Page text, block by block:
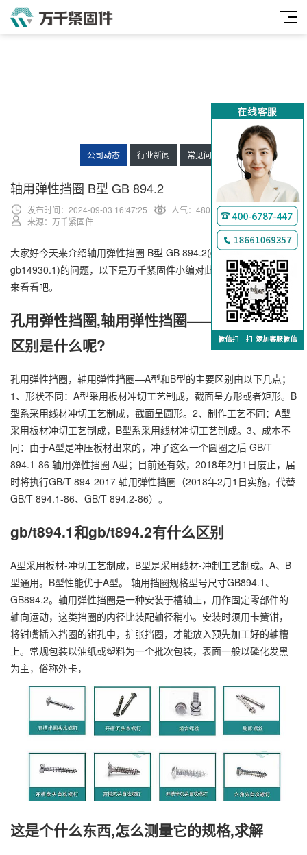
公司动态 行业新闻 常见问题
轴用弹性挡圈 B型 GB 894.2
发布时间：2024-09-03 16:47:25 人气： 480
来源：万千紧固件
大家好今天来介绍轴用弹性挡圈 B型 GB 894.2(gb/t9985和
gb14930.1)的问题，以下是万千紧固件小编对此问题的归纳整理，
来看看吧。
孔用弹性挡圈,轴用弹性挡圈——A型和B型的
区别是什么呢?
孔用弹性挡圈，轴用弹性挡圈—A型和B型的主要区别由以下几点；
1、形状不同：A型采用板材冲切工艺制成，截面呈方形或者矩形。B
型系采用线材冲切工艺制成，截面呈圆形。2、制作工艺不同：A型
采用板材冲切工艺制成，B型系采用线材冲切工艺制成。3、成本不
同：由于A型是冲压板材出来的，冲了这么一个圆圈之后 GB/T
894.1-86 轴用弹性挡圈 A型；目前还有效，2018年2月1日废止，届
时将执行GB/T 894-2017 轴用弹性挡圈（2018年2月1日实施，代替
GB/T 894.1-86、GB/T 894.2-86）。
gb/t894.1和gb/t894.2有什么区别
A型采用板材-冲切工艺制成，B型是采用线材-冲制工艺制成。A、B
型通用。B型性能优于A型。 轴用挡圈规格型号尺寸GB894.1、
GB894.2。轴用弹性挡圈是一种安装于槽轴上，用作固定零部件的
轴向运动，这类挡圈的内径比装配轴径稍小。安装时须用卡簧钳，
将钳嘴插入挡圈的钳孔中，扩张挡圈，才能放入预先加工好的轴槽
上。常规包装以油纸或塑料为一个批次包装，表面一般以磷化发黑
为主，俗称外卡，
这是个什么东西,怎么测量它的规格,求解